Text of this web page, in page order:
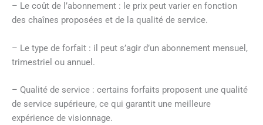
– Le coût de l’abonnement : le prix peut varier en fonction
des chaînes proposées et de la qualité de service.
– Le type de forfait : il peut s’agir d’un abonnement mensuel,
trimestriel ou annuel.
– Qualité de service : certains forfaits proposent une qualité
de service supérieure, ce qui garantit une meilleure
expérience de visionnage.